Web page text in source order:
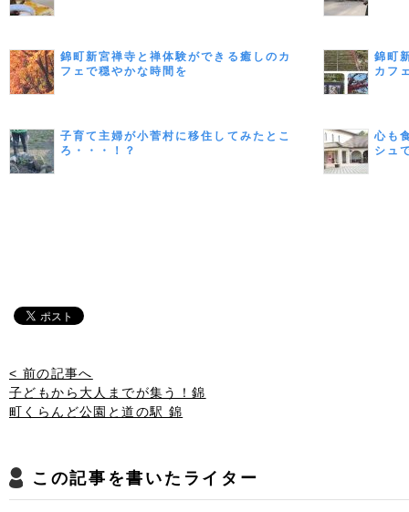
錦町新宮禅寺と禅体験ができる癒しのカ
フェで穏やかな時間を
錦町
カフ
子育て主婦が小菅村に移住してみたとこ
ろ・・・！？
心も
シュ
< 前の記事へ
子どもから大人までが集う！錦
町くらんど公園と道の駅 錦
この記事を書いたライター